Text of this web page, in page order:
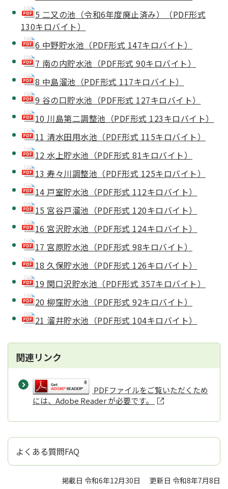
5 二又の池（令和6年度廃止済み）（PDF形式
130キロバイト）
6 中野貯水池（PDF形式 147キロバイト）
7 南の内貯水池（PDF形式 90キロバイト）
8 中島溜池（PDF形式 117キロバイト）
9 谷の口貯水池（PDF形式 127キロバイト）
10 川島第二調整池（PDF形式 123キロバイト）
11 清水田用水池（PDF形式 115キロバイト）
12 水上貯水池（PDF形式 81キロバイト）
13 寿々川調整池（PDF形式 125キロバイト）
14 戸室貯水池（PDF形式 112キロバイト）
15 宮谷戸溜池（PDF形式 120キロバイト）
16 宮沢貯水池（PDF形式 124キロバイト）
17 宮原貯水池（PDF形式 98キロバイト）
18 久保貯水池（PDF形式 126キロバイト）
19 関口沢貯水池（PDF形式 357キロバイト）
20 柳窪貯水池（PDF形式 92キロバイト）
21 溜井貯水池（PDF形式 104キロバイト）
関連リンク
PDFファイルをご覧いただくため
には、Adobe Reader が必要です。
よくある質問FAQ
掲載日 令和6年12月30日 更新日 令和8年7月8日